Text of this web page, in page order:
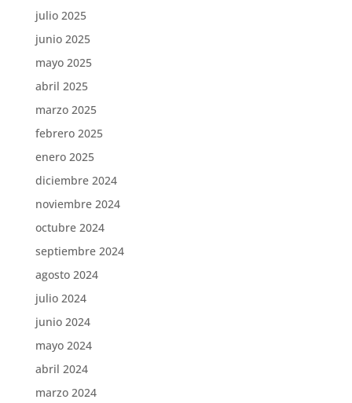
julio 2025
junio 2025
mayo 2025
abril 2025
marzo 2025
febrero 2025
enero 2025
diciembre 2024
noviembre 2024
octubre 2024
septiembre 2024
agosto 2024
julio 2024
junio 2024
mayo 2024
abril 2024
marzo 2024